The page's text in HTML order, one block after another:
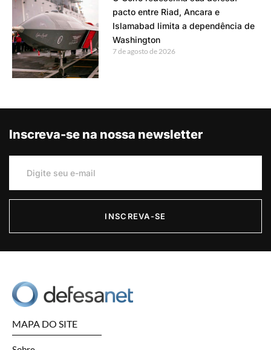
pacto entre Riad, Ancara e
Islamabad limita a dependência de
Washington
7 de agosto de 2026
Inscreva-se na nossa newsletter
INSCREVA-SE
MAPA DO SITE